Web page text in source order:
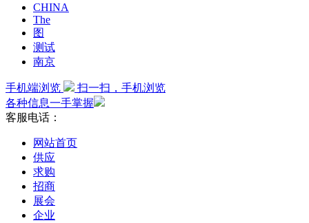
CHINA
The
图
测试
南京
手机端浏览
扫一扫，手机浏览
各种信息一手掌握
客服电话：
网站首页
供应
求购
招商
展会
企业